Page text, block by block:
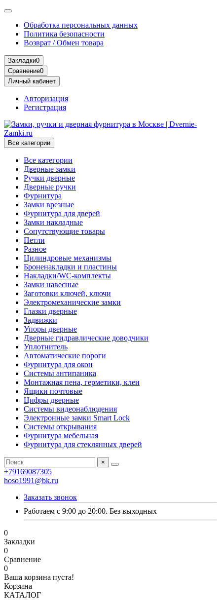
Обработка персональных данных
Политика безопасности
Возврат / Обмен товара
Закладки0
Сравнение0
Личный кабинет
Авторизация
Регистрация
Все категории
Все категории
Дверные замки
Ручки дверные
Дверные ручки
Фурнитура
Замки врезные
Фурнитура для дверей
Замки накладные
Сопутствующие товары
Петли
Разное
Цилиндровые механизмы
Броненакладки и пластины
Накладки/WC-комплекты
Замки навесные
Заготовки ключей, ключи
Электромеханические замки
Глазки дверные
Задвижки
Упоры дверные
Дверные гидравлические доводчики
Уплотнитель
Автоматические пороги
Фурнитура для окон
Системы антипаника
Монтажная пена, герметики, клеи
Ящики почтовые
Цифры дверные
Системы видеонаблюдения
Электронные замки Smart Lock
Системы открывания
Фурнитура мебельная
Фурнитура для стеклянных дверей
×
+79169087305
hoso1991@bk.ru
Заказать звонок
Работаем с 9:00 до 20:00. Без выходных
0
Закладки
0
Сравнение
0
Ваша корзина пуста!
Корзина
КАТАЛОГ